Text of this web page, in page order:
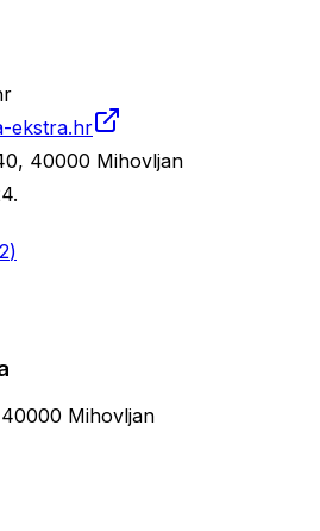
ekstra.hr
40000 Mihovljan
)
Mihovljan